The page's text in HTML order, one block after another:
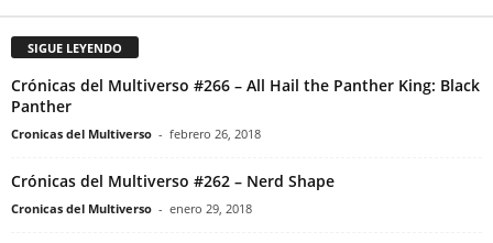
SIGUE LEYENDO
Crónicas del Multiverso #266 – All Hail the Panther King: Black
Panther
Cronicas del Multiverso - febrero 26, 2018
Crónicas del Multiverso #262 – Nerd Shape
Cronicas del Multiverso - enero 29, 2018